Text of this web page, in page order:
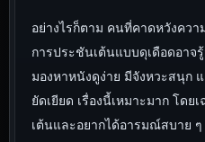
อย่างไรก็ตาม คนที่คาดหวังคว
การประชันเต้นแบบดุเดือดอาจ
มองหาหนังดูง่าย มีจังหวะสนุก
ยัดเยียด เรื่องนี้เหมาะมาก โด
เต้นและอยากได้อารมณ์สบาย ๆ